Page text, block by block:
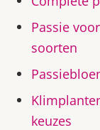
Passie
soorten
keuzes